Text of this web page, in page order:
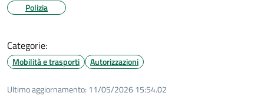
Polizia
Categorie:
Mobilità e trasporti Autorizzazioni
Ultimo aggiornamento: 11/05/2026 15:54.02